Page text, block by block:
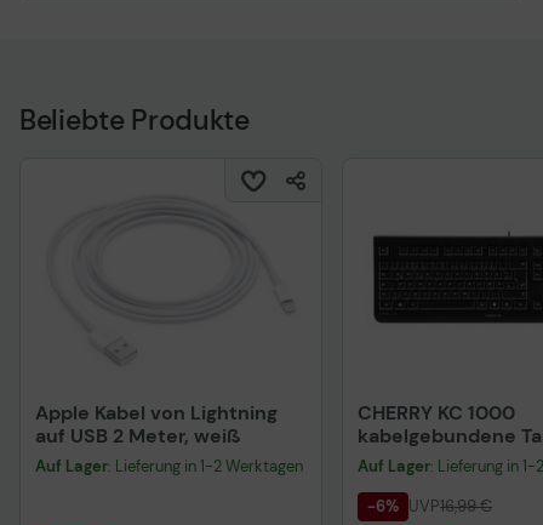
Beliebte Produkte
Apple Kabel von Lightning
auf USB 2 Meter, weiß
Auf Lager: Lieferung in 1-2 Werktagen
CHERRY KC 1000
kabelgebundene
QWERTZ DE -
Auf Lager: Lieferung in
-6% UVP16,99 €